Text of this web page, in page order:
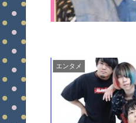
エンタメ